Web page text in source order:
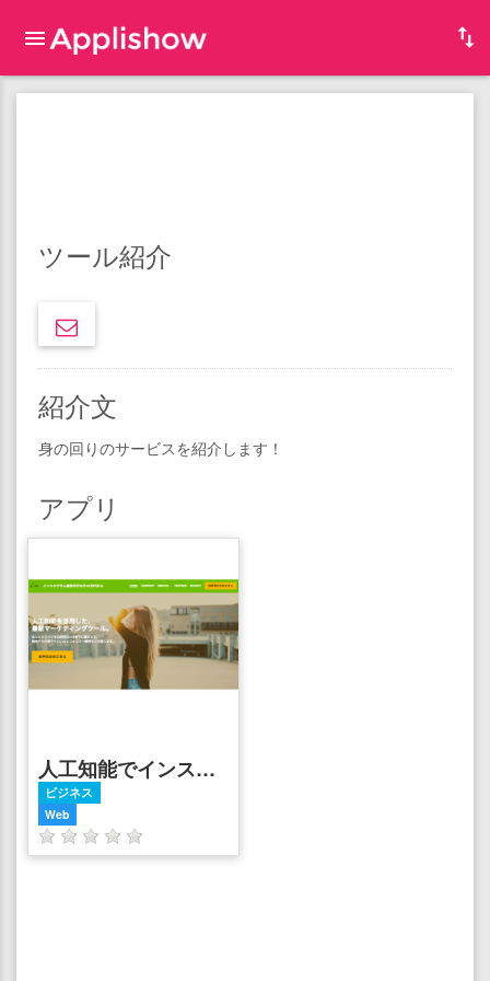
ツール紹介
紹介文
身の回りのサービスを紹介します！
アプリ
人工知能でインスタのフォロワーを増やすなら | Lim follower up
ビジネス
Web